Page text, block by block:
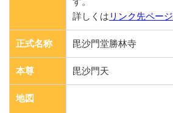
詳しくは リンク先ページ
正式名称 毘沙門堂勝林寺
本尊 毘沙門天
地図